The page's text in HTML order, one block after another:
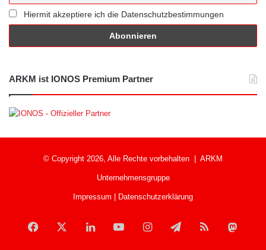
Hiermit akzeptiere ich die Datenschutzbestimmungen
ARKM ist IONOS Premium Partner
© Copyright 2026, Alle Rechte vorbehalten | ARKM
Unternehmensgruppe
Impressum Datenschutzerklärung
Facebook LinkedInYouTubeInstagramTelegramRSS